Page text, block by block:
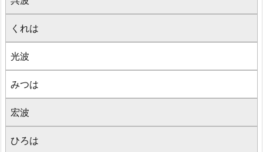
くれは
光波
みつは
宏波
ひろは